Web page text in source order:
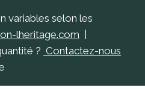
variables selon les
lheritage.com
? Contactez-nous